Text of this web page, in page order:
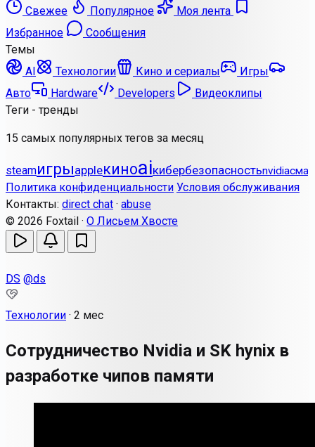
Свежее Популярное
Моя лента
Избранное
Сообщения
Темы
AI
Технологии Кино и сериалы
Игры
Авто
Hardware Developers
Видеоклипы
Теги - тренды
15 самых популярных тегов за месяц
steamигрыappleкиноaiкибербезопасностьnvidia
Политика конфиденциальности Условия обслуживания
Контакты: direct chat · abuse
© 2026 Foxtail · О Лисьем Хвосте
DS @ds
Технологии · 2 мес
Сотрудничество Nvidia и SK hynix в
разработке чипов памяти